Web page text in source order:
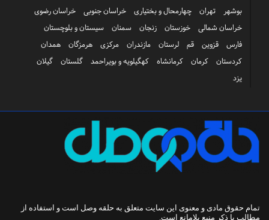
بوشهر
تهران چهارمحال و بختیاری خراسان جنوبی
خراسان رضوی
خراسان شمالی
خوزستان زنجان سمنان
سیستان و بلوچستان
فارس
قزوین قم لرستان مازندران مرکزی هرمزگان
همدان
کردستان
کرمان کرمانشاه کهگیلویه و بویراحمد گلستان
گیلان
یزد
تمام حقوق مادی و معنوی این سایت متعلق به حلقه وصل است و استفاده از
مطالب با ذکر منبع بلامانع است.